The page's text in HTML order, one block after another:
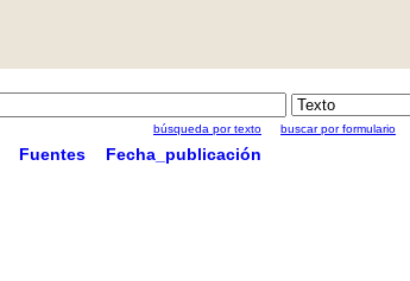
búsqueda por texto buscar por formulario
Fuentes Fecha_publicación